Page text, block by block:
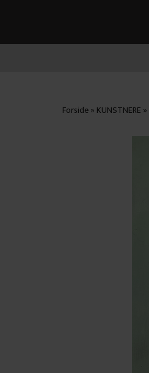
Forside» KUNSTNERE »